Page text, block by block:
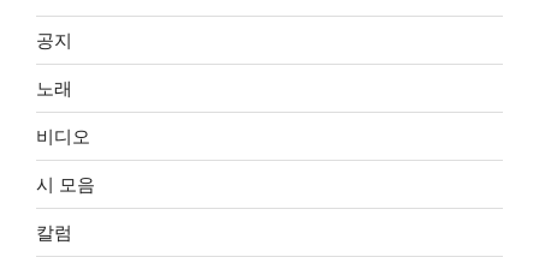
공지
노래
비디오
시 모음
칼럼